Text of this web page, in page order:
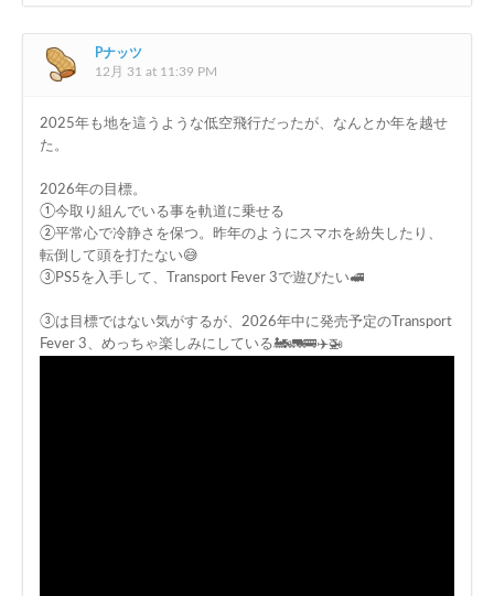
Pナッツ
12月 31 at 11:39 PM
2025年も地を這うような低空飛行だったが、なんとか年を越せ
た。
2026年の目標。
①今取り組んでいる事を軌道に乗せる
②平常心で冷静さを保つ。昨年のようにスマホを紛失したり、
転倒して頭を打たない😅
③PS5を入手して、Transport Fever 3で遊びたい🚅
③は目標ではない気がするが、2026年中に発売予定のTransport
Fever 3、めっちゃ楽しみにしている🚂🚛🚌✈️🚁